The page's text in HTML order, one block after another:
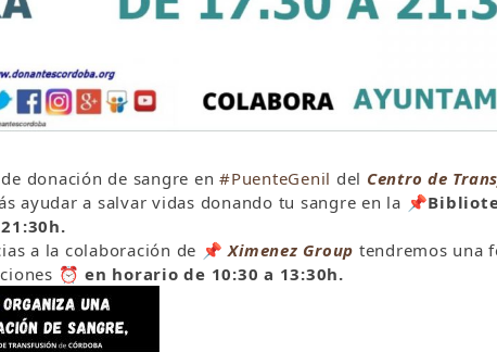
donación de sangre en #PuenteGenil del Centro de
ayudar a salvar vidas donando tu sangre en la 📌
a la colaboración de 📌 Ximenez Group tendremos una
⏰ en horario de 10:30 a 13:30h.